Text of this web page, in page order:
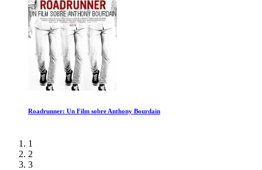
Roadrunner: Un Film sobre Anthony Bourdain
1
2
3